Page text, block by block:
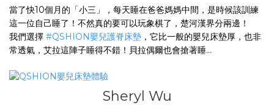
當了快10個月的「小三」，每天睡在爸爸媽媽中間，是時候該訓練
這一位自己睡了！ 不然真的要可以玩象棋了，楚河漢界分兩邊！
我們選擇 #QSHION嬰兒護脊床墊 ，它比一般的嬰兒床墊厚，也非
常透氣，艾拉這陣子睡得不錯！ 貝拉偶爾也會搶著睡...
Sheryl Wu